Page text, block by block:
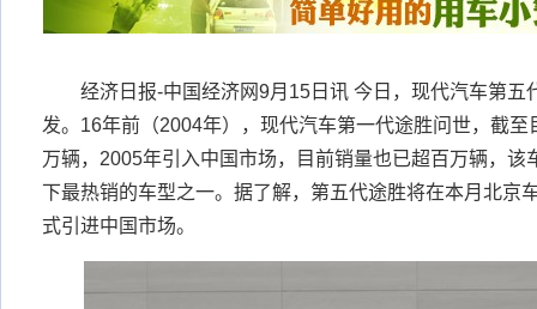
经济日报-中国经济网9月15日讯 今日，现代汽车第五
发。16年前（2004年），现代汽车第一代途胜问世，截
万辆，2005年引入中国市场，目前销量也已超百万辆，该
下最热销的车型之一。据了解，第五代途胜将在本月北京
式引进中国市场。